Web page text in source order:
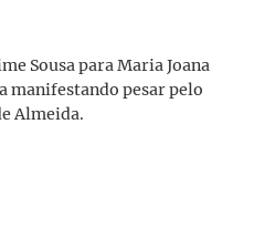
Sousa para Maria Joana
manifestando pesar pelo
Almeida.